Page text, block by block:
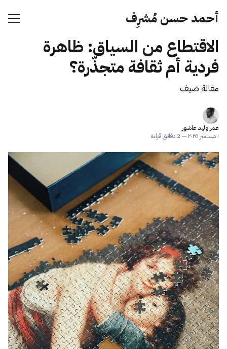
أحمد حسن مُشرِف
الاقتطاع من السياق: ظاهرة
فردية أم ثقافة متجذّرة؟
مقالة ضيف
عمر وليد عاشور
١ ديسمبر ٢٠٢٥
—2 دقائق قراءة